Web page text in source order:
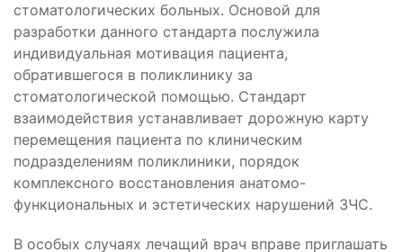
стоматологических больных. Основой для
разработки данного стандарта послужила
индивидуальная мотивация пациента,
обратившегося в поликлинику за
стоматологической помощью. Стандарт
взаимодействия устанавливает дорожную карту
перемещения пациента по клиническим
подразделениям поликлиники, порядок
комплексного восстановления анатомо-
функциональных и эстетических нарушений ЗЧС.
В особых случаях лечащий врач вправе приглашать